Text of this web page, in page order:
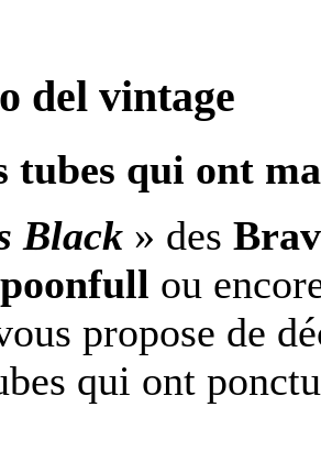
del vintage
tubes qui ont
Black » des
ou
propose de
qui ont